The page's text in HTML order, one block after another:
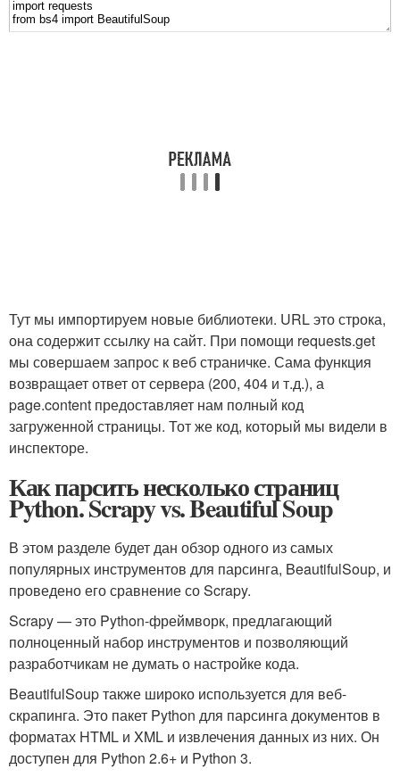
Тут мы импортируем новые библиотеки. URL это строка,
она содержит ссылку на сайт. При помощи requests.get
мы совершаем запрос к веб страничке. Сама функция
возвращает ответ от сервера (200, 404 и т.д.), а
page.content предоставляет нам полный код
загруженной страницы. Тот же код, который мы видели в
инспекторе.
Как парсить несколько страниц
Python. Scrapy vs. Beautiful Soup
В этом разделе будет дан обзор одного из самых
популярных инструментов для парсинга, BeautifulSoup, и
проведено его сравнение со Scrapy.
Scrapy — это Python-фреймворк, предлагающий
полноценный набор инструментов и позволяющий
разработчикам не думать о настройке кода.
BeautifulSoup также широко используется для веб-
скрапинга. Это пакет Python для парсинга документов в
форматах HTML и XML и извлечения данных из них. Он
доступен для Python 2.6+ и Python 3.